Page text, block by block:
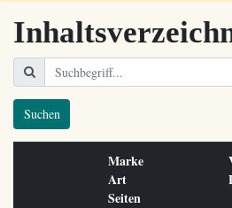
Suchen
Marke
Art
Seiten